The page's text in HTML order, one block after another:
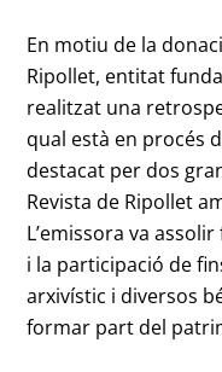
En motiu de la
Ripollet, entitat
realitzat una
qual està en procés
destacat per dos
Revista de Ripollet
L’emissora va
i la participació de
arxivístic i diversos
formar part del